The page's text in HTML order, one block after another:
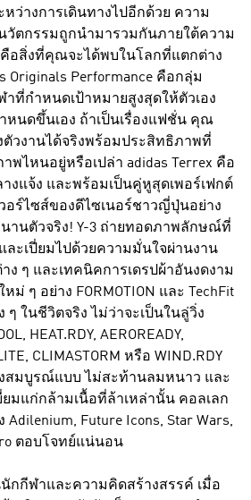
ว่างการเดินทางไปอีกด้วย ความ
วัตกรรมถูกนำมารวมกันภายใต้ความ
อสิ่งที่คุณจะได้พบในโลกที่แตกต่าง
Originals Performance คือกลุ่ม
ที่กำหนดเป้าหมายสูงสุดให้ตัวเอง
นดขึ้นเอง ถ้าเป็นเรื่องแฟชั่น คุณ
วงานได้จริงพร้อมประสิทธิภาพที่
าพไหนอยู่หรือเปล่า adidas Terrex คือ
างแจ้ง และพร้อมเป็นคู่หูสุดเพอร์เฟกต์
อร์ไซส์ของดีไซเนอร์ชาวญี่ปุ่นอย่าง
นานตัวจริง! Y-3 ถ่ายทอดภาพลักษณ์ที่
ะเปี่ยมไปด้วยความมั่นใจผ่านงาน
ง ๆ และเทคนิคการเดรปผ้าอันงดงาม
ม่ ๆ อย่าง FORMOTION และ TechFit
ในชีวิตจริง ไม่ว่าจะเป็นในลู่วิ่ง
HEAT.RDY, AEROREADY,
CLIMASTORM หรือ WIND.RDY
สมบูรณ์แบบ ไม่สะท้านลมหนาว และ
มแก่กล้ามเนื้อที่ล้าเหล่านั้น คอลเลก
Adilenium, Future Icons, Star Wars,
ตอบโจทย์แน่นอน
กกีฬาและความคิดสร้างสรรค์ เมื่อ